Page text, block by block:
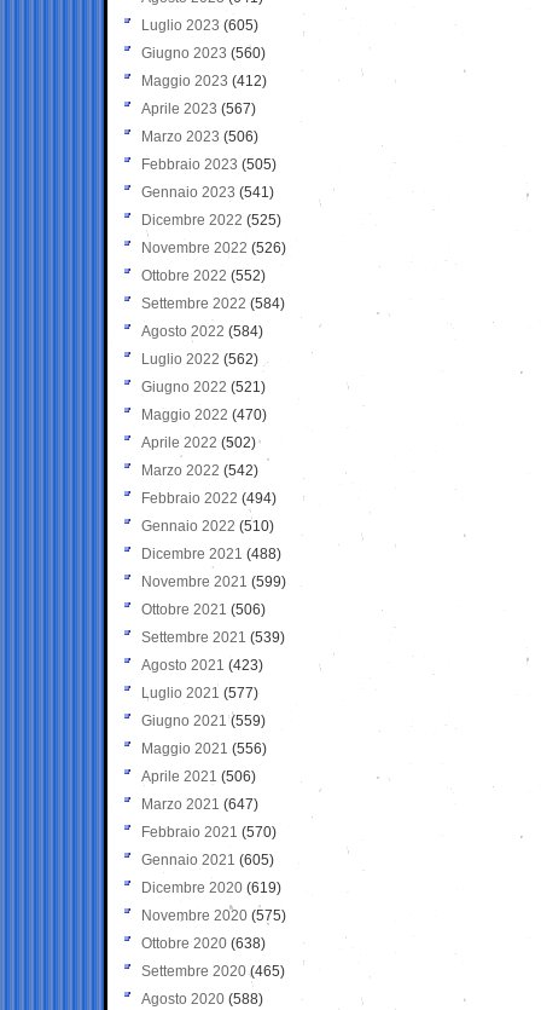
Luglio 2023 (605)
Giugno 2023 (560)
Maggio 2023 (412)
Aprile 2023 (567)
Marzo 2023 (506)
Febbraio 2023 (505)
Gennaio 2023 (541)
Dicembre 2022 (525)
Novembre 2022 (526)
Ottobre 2022 (552)
Settembre 2022 (584)
Agosto 2022 (584)
Luglio 2022 (562)
Giugno 2022 (521)
Maggio 2022 (470)
Aprile 2022 (502)
Marzo 2022 (542)
Febbraio 2022 (494)
Gennaio 2022 (510)
Dicembre 2021 (488)
Novembre 2021 (599)
Ottobre 2021 (506)
Settembre 2021 (539)
Agosto 2021 (423)
Luglio 2021 (577)
Giugno 2021(559)
Maggio 2021 (556)
Aprile 2021 (506)
Marzo 2021 (647)
Febbraio 2021 (570)
Gennaio 2021 (605)
Dicembre 2020 (619)
Novembre 2020 (575)
Ottobre 2020 (638)
Settembre 2020(465)
Agosto 2020 (588)